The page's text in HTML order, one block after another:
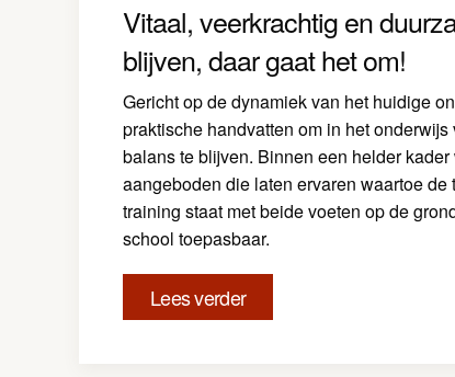
Vitaal, veerkrachtig en
blijven, daar gaat het om!
Gericht op de dynamiek van het huidige
praktische handvatten om in het
balans te blijven. Binnen een helder
aangeboden die laten ervaren waartoe
training staat met beide voeten op de
school toepasbaar.
Lees verder